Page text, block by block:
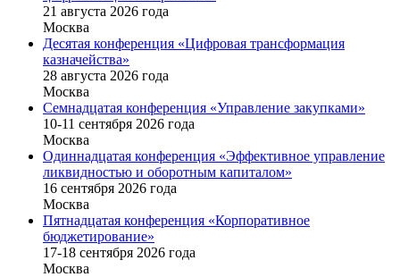
21 августа 2026 года
Москва
Десятая конференция «Цифровая трансформация
казначейства»
28 августа 2026 года
Москва
Семнадцатая конференция «Управление закупками»
10-11 сентября 2026 года
Москва
Одиннадцатая конференция «Эффективное управление
ликвидностью и оборотным капиталом»
16 cентября 2026 года
Москва
Пятнадцатая конференция «Корпоративное
бюджетирование»
17-18 сентября 2026 года
Москва